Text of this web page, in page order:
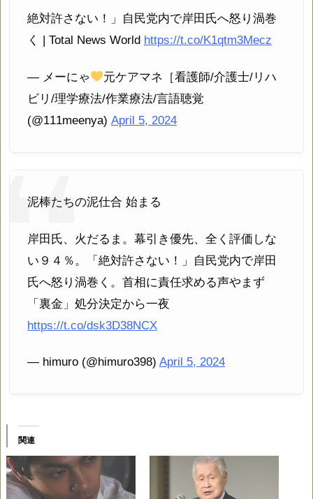
絶対許さない！」自民党内で岸田氏へ怒り渦巻
く | Total News World https://t.co/K1qtm3Mecz
— メーにゃ
元ケアマネ［看護師/介護士/リハ
ビリ/理学療法/作業療法/言語聴覚
(@111meenya) April 5, 2024
泥棒たちの泥仕合 始まる
岸田氏、火だるま。幕引き優先、全く評価しな
い９４％。「絶対許さない！」自民党内で岸田
氏へ怒り渦巻く。首相に責任求める声やまず
「裏金」処分決定から一夜
https://t.co/dsk3D38NCX
— himuro (@himuro398) April 5, 2024
関連